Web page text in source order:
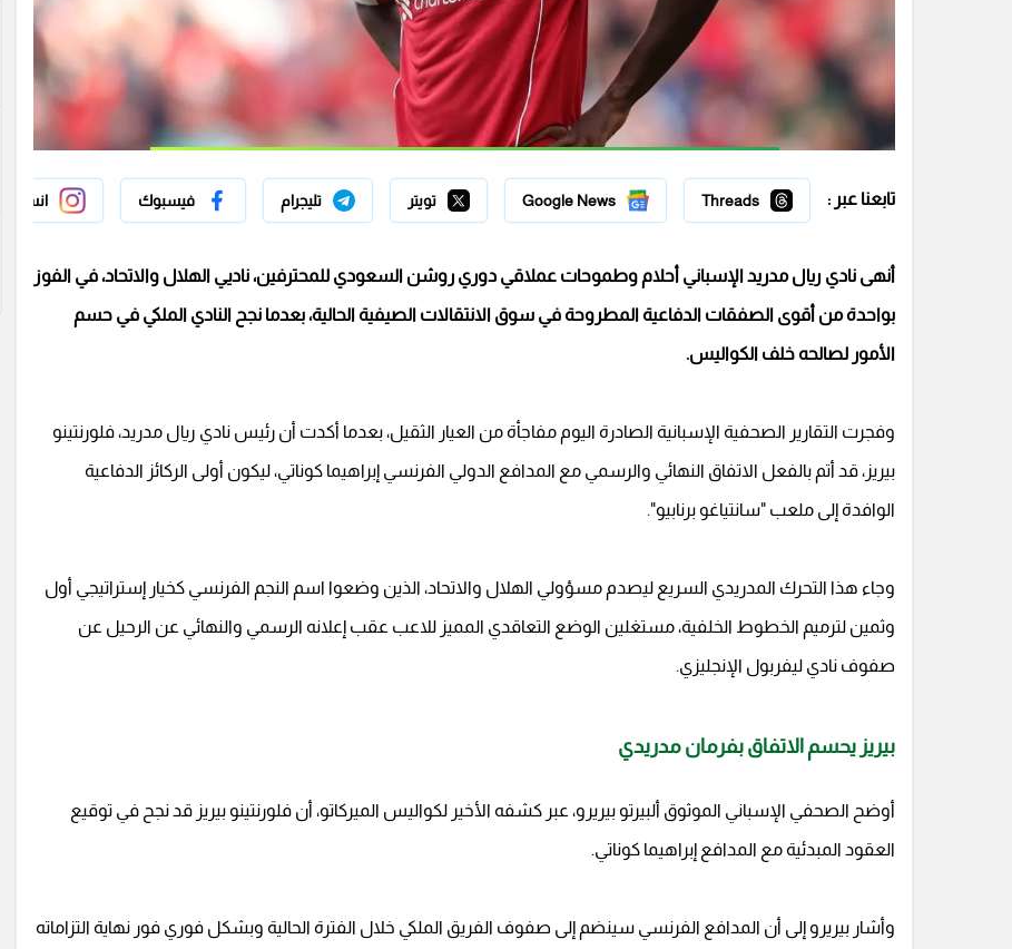
تابعنا عبر : Threads
Google News تويتر تليجرام فيسبوك انستجرام
أنهى نادي ريال مدريد الإسباني أحلام وطموحات عملاقي دوري روشن السعودي للمحترفين، ناديي الهلال والاتحاد، في الفوز
بواحدة من أقوى الصفقات الدفاعية المطروحة في سوق الانتقالات الصيفية الحالية، بعدما نجح النادي الملكي في حسم
الأمور لصالحه خلف الكواليس.
وفجرت التقارير الصحفية الإسبانية الصادرة اليوم مفاجأة من العيار الثقيل، بعدما أكدت أن رئيس نادي ريال مدريد، فلورنتينو
بيريز، قد أتم بالفعل الاتفاق النهائي والرسمي مع المدافع الدولي الفرنسي إبراهيما كوناتي، ليكون أولى الركائز الدفاعية
الوافدة إلى ملعب "سانتياغو برنابيو".
وجاء هذا التحرك المدريدي السريع ليصدم مسؤولي الهلال والاتحاد، الذين وضعوا اسم النجم الفرنسي كخيار إستراتيجي أول
وثمين لترميم الخطوط الخلفية، مستغلين الوضع التعاقدي المميز للاعب عقب إعلانه الرسمي والنهائي عن الرحيل عن
صفوف نادي ليفربول الإنجليزي.
بيريز يحسم الاتفاق بفرمان مدريدي
أوضح الصحفي الإسباني الموثوق ألبيرتو بيريرو، عبر كشفه الأخير لكواليس الميركاتو، أن فلورنتينو بيريز قد نجح في توقيع
العقود المبدئية مع المدافع إبراهيما كوناتي.
وأشار بيريرو إلى أن المدافع الفرنسي سينضم إلى صفوف الفريق الملكي خلال الفترة الحالية وبشكل فوري فور نهاية التزاماته